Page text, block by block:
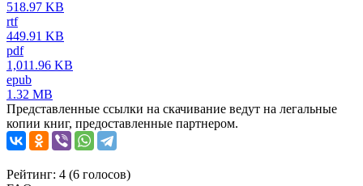
518.97 KB
rtf
449.91 KB
pdf
1,011.96 KB
epub
1.32 MB
Представленные ссылки на скачивание ведут на легальные
копии книг, предоставленные партнером.
Рейтинг: 4 (6 голосов)